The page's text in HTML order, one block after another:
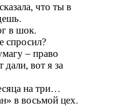
что ты в
в шок.
спросил?
– право
дали, вот я за
на три…
в восьмой цех.